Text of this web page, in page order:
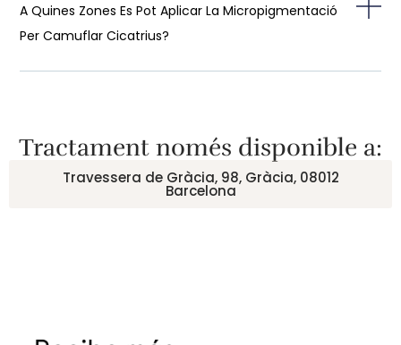
A Quines Zones Es Pot Aplicar La Micropigmentació
Per Camuflar Cicatrius?
Tractament només disponible a:
Travessera de Gràcia, 98, Gràcia, 08012
Barcelona